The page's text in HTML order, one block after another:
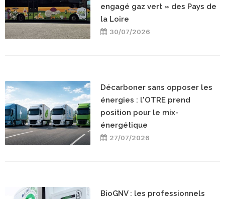
engagé gaz vert » des Pays de
la Loire
30/07/2026
Décarboner sans opposer les
énergies : l'OTRE prend
position pour le mix-
énergétique
27/07/2026
BioGNV : les professionnels